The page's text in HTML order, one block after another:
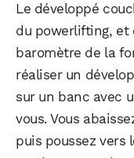
Le développé
du powerlifting, et
baromètre de la
réaliser un
sur un banc avec
vous. Vous
puis poussez vers